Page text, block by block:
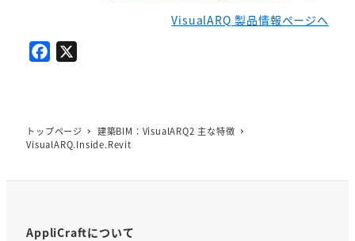
VisualARQ 製品情報ページへ
b
o
トップページ
建築BIM：VisualARQ2 主な特徴
VisualARQ.Inside.Revit
AppliCraftについて